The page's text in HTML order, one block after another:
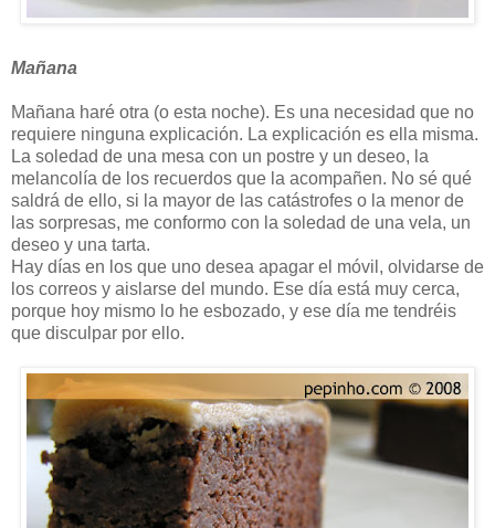
Mañana
Mañana haré otra (o esta noche). Es una necesidad que no
requiere ninguna explicación. La explicación es ella misma.
La soledad de una mesa con un postre y un deseo, la
melancolía de los recuerdos que la acompañen. No sé qué
saldrá de ello, si la mayor de las catástrofes o la menor de
las sorpresas, me conformo con la soledad de una vela, un
deseo y una tarta.
Hay días en los que uno desea apagar el móvil, olvidarse de
los correos y aislarse del mundo. Ese día está muy cerca,
porque hoy mismo lo he esbozado, y ese día me tendréis
que disculpar por ello.